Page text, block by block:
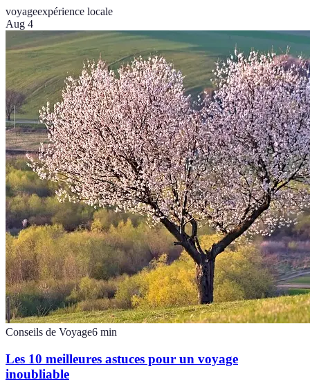
voyageexpérience locale
Aug 4
Conseils de Voyage6 min
Les 10 meilleures astuces pour un voyage
inoubliable